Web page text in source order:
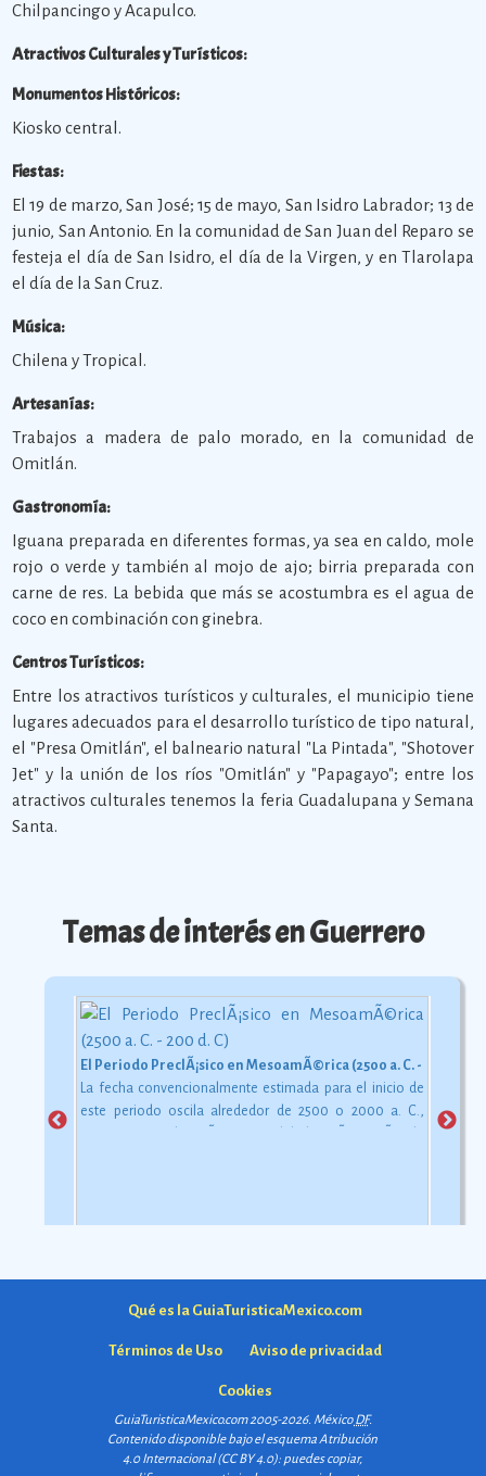
Chilpancingo y Acapulco.
Atractivos Culturales y Turísticos:
Monumentos Históricos:
Kiosko central.
Fiestas:
El 19 de marzo, San José; 15 de mayo, San Isidro Labrador; 13 de
junio, San Antonio. En la comunidad de San Juan del Reparo se
festeja el día de San Isidro, el día de la Virgen, y en Tlarolapa
el día de la San Cruz.
Música:
Chilena y Tropical.
Artesanías:
Trabajos a madera de palo morado, en la comunidad de
Omitlán.
Gastronomía:
Iguana preparada en diferentes formas, ya sea en caldo, mole
rojo o verde y también al mojo de ajo; birria preparada con
carne de res. La bebida que más se acostumbra es el agua de
coco en combinación con ginebra.
Centros Turísticos:
Entre los atractivos turísticos y culturales, el municipio tiene
lugares adecuados para el desarrollo turístico de tipo natural,
el "Presa Omitlán", el balneario natural "La Pintada", "Shotover
Jet" y la unión de los ríos "Omitlán" y "Papagayo"; entre los
atractivos culturales tenemos la feria Guadalupana y Semana
Santa.
Temas de interés en Guerrero
El Periodo PreclÃ¡sico en MesoamÃ©rica (2500 a. C. - 200 d. C)
La fecha convencionalmente estimada para el inicio de
este periodo oscila alrededor de 2500 o 2000 a. C.,
Qué es la GuiaTuristicaMexico.com
Términos de Uso Aviso de privacidad
Cookies
GuiaTuristicaMexico.com 2005-2026. MéxicoDF.
Contenido disponible bajo el esquemaAtribución
4.0 Internacional (CC BY 4.0): puedes copiar,